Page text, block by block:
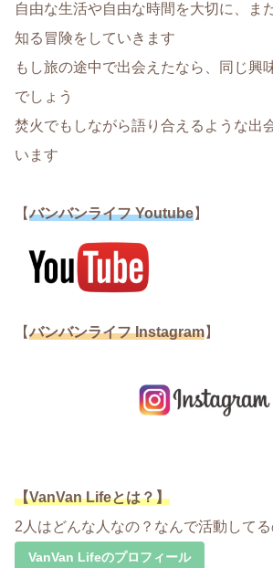
自由な生活や自由な時間を大切に、ま
知る冒険をしていきます
もし旅の途中で出会えたなら、同じ興
でしょう
焚火でもしながら語り合えるような出
います
【バンバンライフ Youtube】
【バンバンライフ Instagram】
【VanVan Lifeとは？】
2人はどんな人なの？なんで活動してる
VanVan Lifeのプロフィール